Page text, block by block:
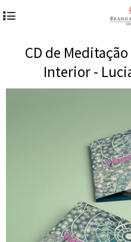
4
CD de
Interior -